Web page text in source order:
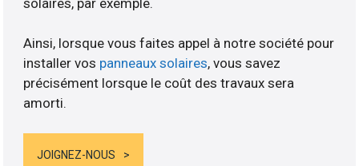
Ainsi, lorsque vous faites appel à notre société pour
installer vos panneaux solaires, vous savez
précisément lorsque le coût des travaux sera
amorti.
JOIGNEZ-NOUS